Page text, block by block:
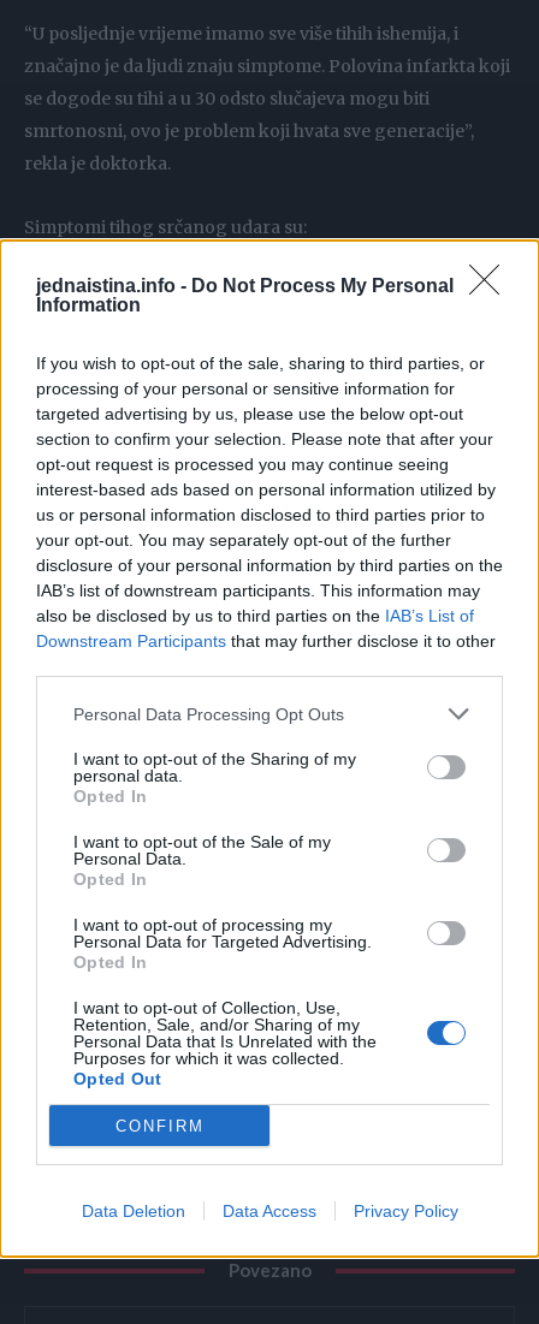
jednaistina.info - Do Not Process My Personal
Information
If you wish to opt-out of the sale, sharing to third parties, or
processing of your personal or sensitive information for
targeted advertising by us, please use the below opt-out
section to confirm your selection. Please note that after your
opt-out request is processed you may continue seeing
interest-based ads based on personal information utilized by
us or personal information disclosed to third parties prior to
your opt-out. You may separately opt-out of the further
disclosure of your personal information by third parties on the
IAB’s list of downstream participants. This information may
also be disclosed by us to third parties on the IAB’s List of
Downstream Participants that may further disclose it to other
Personal Data Processing Opt Outs
I want to opt-out of the Sharing of my
personal data.
Opted In
I want to opt-out of the Sale of my
Personal Data.
Opted In
I want to opt-out of processing my
Personal Data for Targeted Advertising.
Opted In
I want to opt-out of Collection, Use,
Retention, Sale, and/or Sharing of my
Personal Data that Is Unrelated with the
Purposes for which it was collected.
Opted Out
CONFIRM
Data Deletion Data Access Privacy Policy
“U posljednje vrijeme imamo sve više tihih ishemija, i
značajno je da ljudi znaju simptome. Polovina infarkta koji
se dogode su tihi a u 30 odsto slučajeva mogu biti
smrtonosni, ovo je problem koji hvata sve generacije”,
rekla je doktorka.
Simptomi tihog srčanog udara su:
Bol u gornjem dijelu grudnog koša
Bol u ramenima
Bol u zubima
Bol u nadlakticama
Nesvjestica
Malaksalost
Obično ljudi misle da će samo bol u grudima biti signal
srčanog udara, ali nije tako, podvukla je doktorka.
“Imaće omaglicu, ekstreman umor, neće moći da odu do
stanice prevoza a da ne moraju da zastanu i predahnu. Juče
su mogli, danas više ne. Bol u zubima ili nadlakticama je
mlade, kod mlađih je uzročnik stres. Češće se dešava
ponedeljkom jer tada započinju radnu nedelju. Nažalost,
mladi ljudi uzimaju anabolike, steroide ili opijate što takođe
može da bude uzročnik”, rekla je doktorka.
U rizičnoj grupi su još hronični bolesnici, trudnice, mlade
žene koje piju kontraceptivne pilule, oboljeli od lupusa ili
reumatoidnog artritisa, i ljudi koji su već imali jedan
infarkt.
Povezano